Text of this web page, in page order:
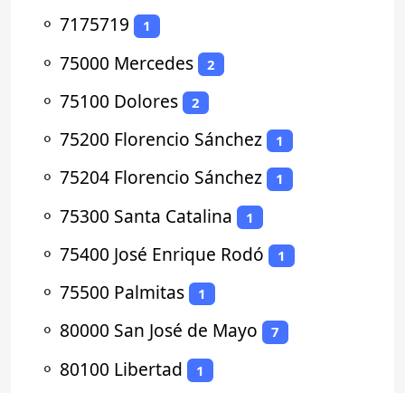
⚬ 7175719 1
⚬ 75000 Mercedes 2
⚬ 75100 Dolores 2
⚬ 75200 Florencio Sánchez 1
⚬ 75204 Florencio Sánchez 1
⚬ 75300 Santa Catalina 1
⚬ 75400 José Enrique Rodó 1
⚬ 75500 Palmitas 1
⚬ 80000 San José de Mayo 7
⚬ 80100 Libertad 1